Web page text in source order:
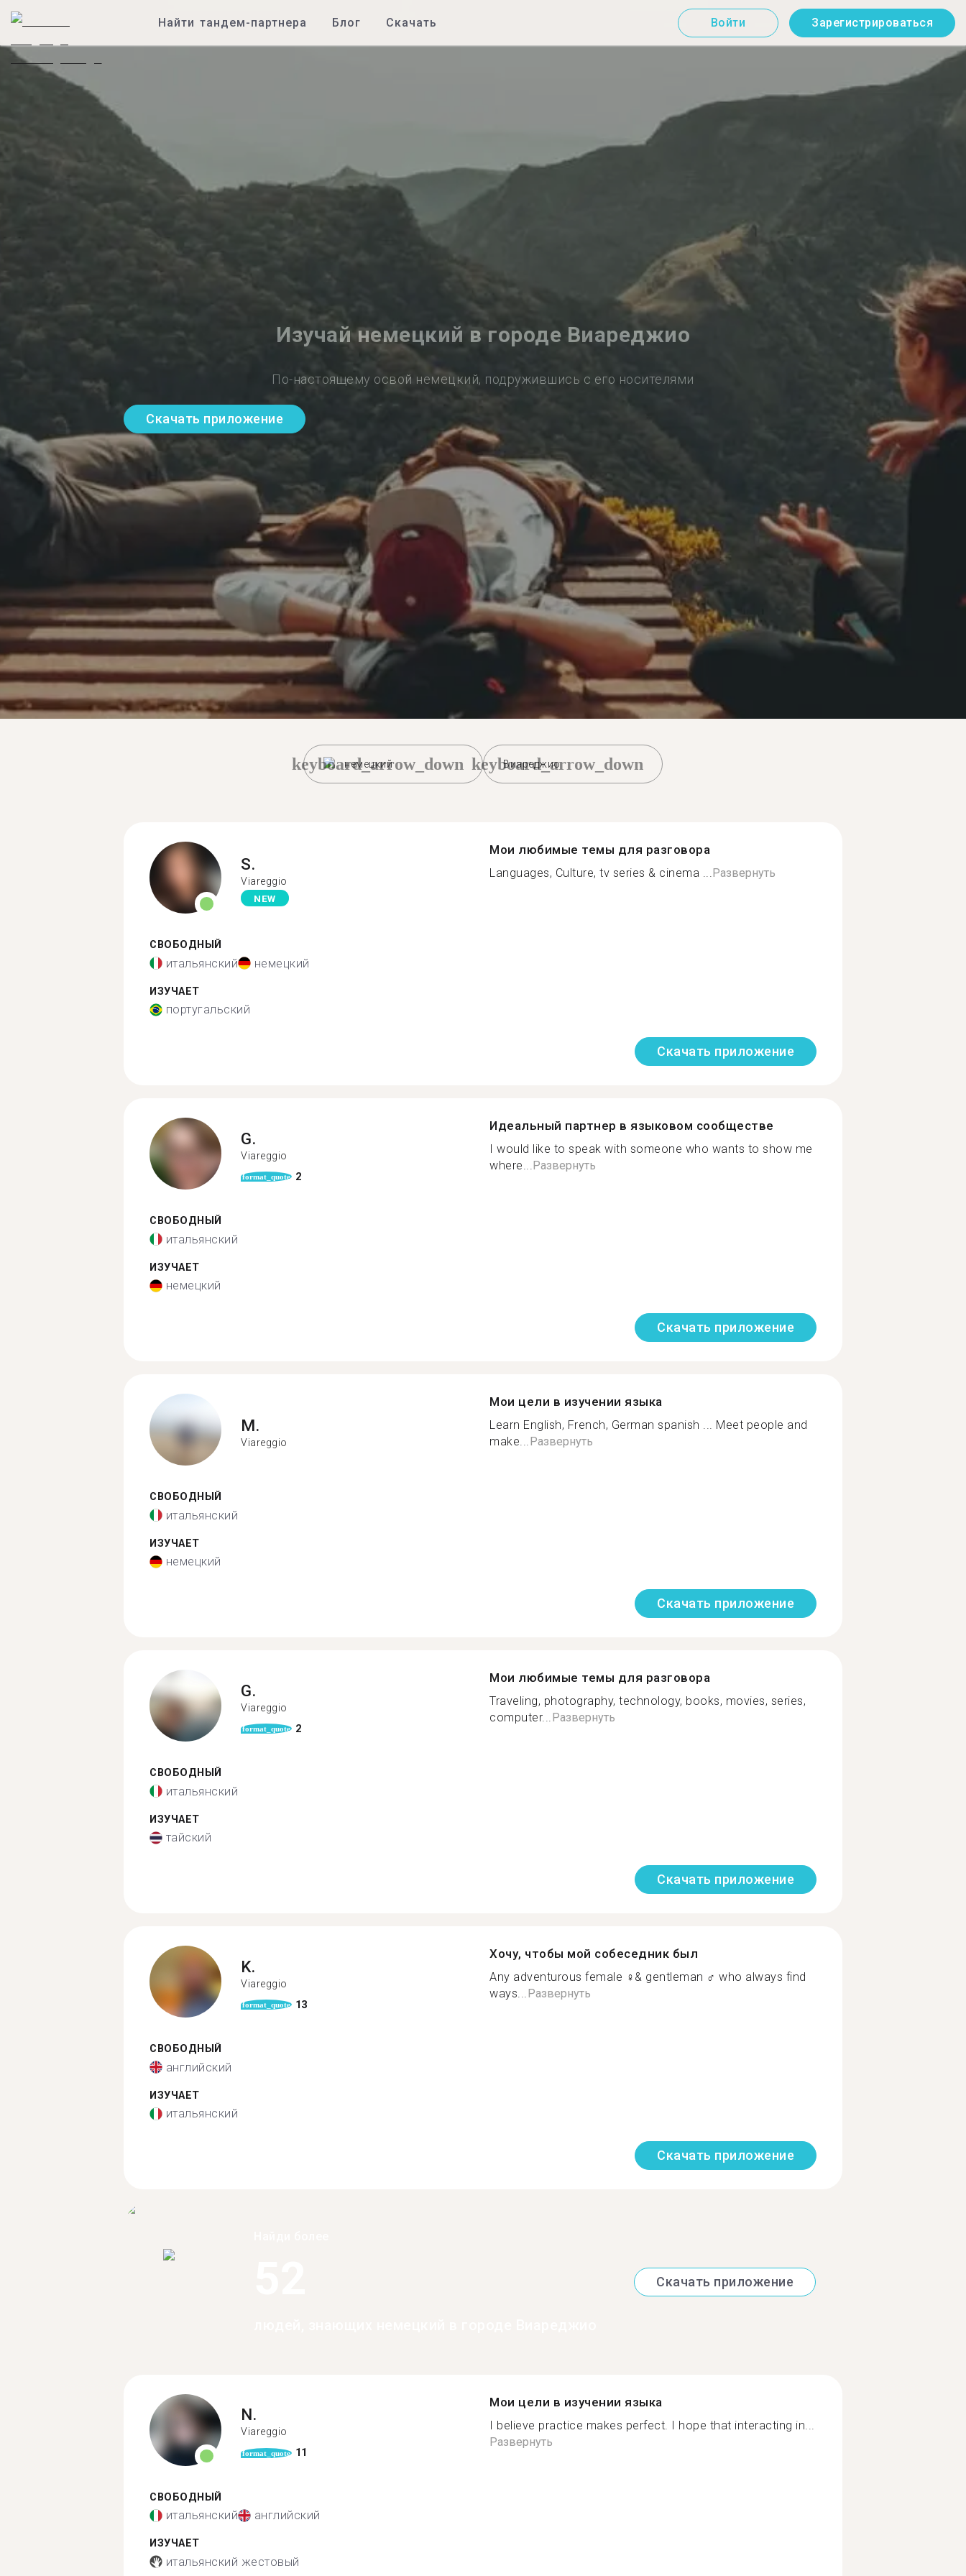
Найти тандем-партнера Блог Скачать Войти Зарегистрироваться
Изучай немецкий в городе Виареджио
По-настоящему освой немецкий, подружившись с его носителями
Скачать приложение
немецкий
keyboard_arrow_down Виареджио
keyboard_arrow_down
S.
Viareggio
NEW
СВОБОДНЫЙ
итальянский немецкий
ИЗУЧАЕТ
португальский
Мои любимые темы для разговора
Languages, Culture, tv series & cinema ...Развернуть
Скачать приложение
G.
Viareggio
format_quote 2
СВОБОДНЫЙ
итальянский
ИЗУЧАЕТ
немецкий
Идеальный партнер в языковом сообществе
I would like to speak with someone who wants to show me
where...Развернуть
Скачать приложение
M.
Viareggio
СВОБОДНЫЙ
итальянский
ИЗУЧАЕТ
немецкий
Мои цели в изучении языка
Learn English, French, German spanish ... Meet people and
make...Развернуть
Скачать приложение
G.
Viareggio
format_quote 2
СВОБОДНЫЙ
итальянский
ИЗУЧАЕТ
тайский
Мои любимые темы для разговора
Traveling, photography, technology, books, movies, series,
computer...Развернуть
Скачать приложение
K.
Viareggio
format_quote 13
СВОБОДНЫЙ
английский
ИЗУЧАЕТ
итальянский
Хочу, чтобы мой собеседник был
Any adventurous female ‍♀️& gentleman ‍♂️ who always find
ways...Развернуть
Скачать приложение
Скачать приложение
N.
Viareggio
format_quote 11
СВОБОДНЫЙ
итальянский английский
ИЗУЧАЕТ
итальянский жестовый
Мои цели в изучении языка
I believe practice makes perfect. I hope that interacting in...
Развернуть